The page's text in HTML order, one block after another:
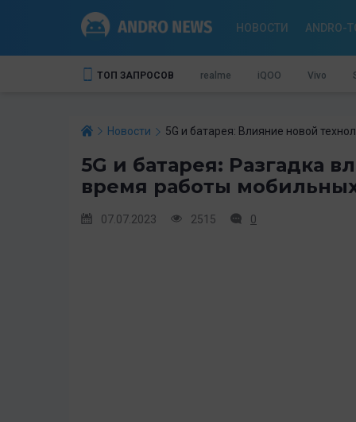
НОВОСТИ ANDRO-
ТОП ЗАПРОСОВ realme iQOO Vivo
Новости 5G и батарея: Влияние новой
5G и батарея: Разгадка
время работы
07.07.2023 2515 0